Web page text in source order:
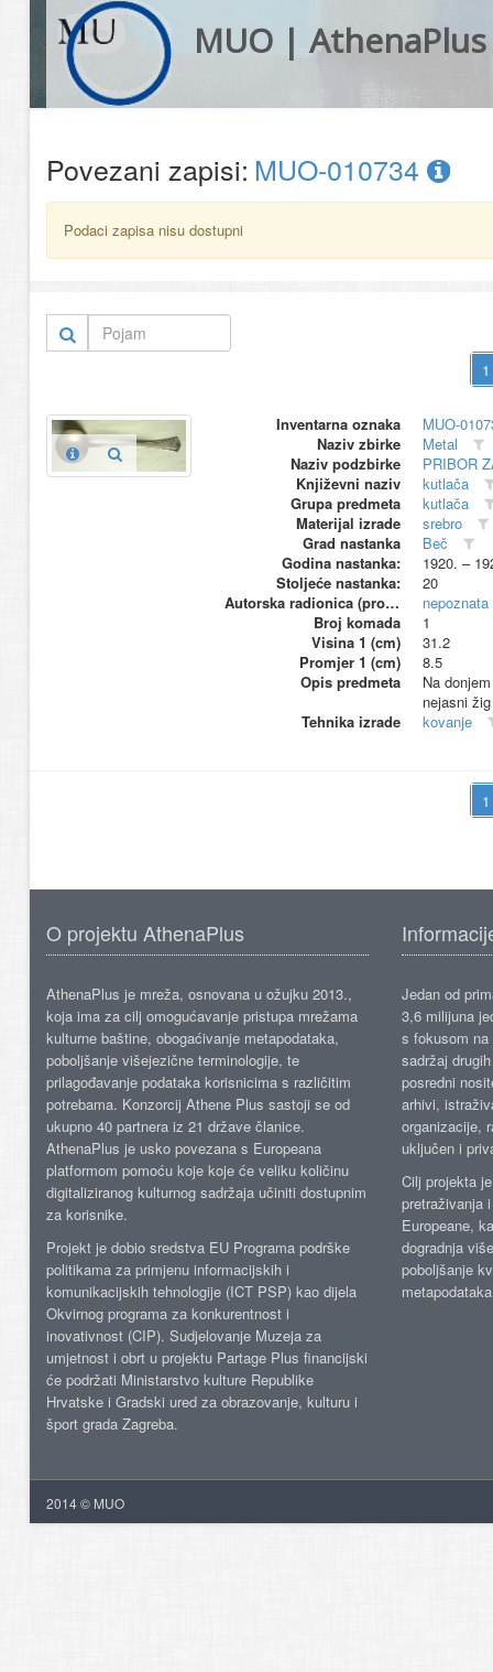
MUO | AthenaPlus
Povezani zapisi: MUO-010734
Podaci zapisa nisu dostupni
Inventarna oznaka
MUO-
Naziv zbirke
Metal
Naziv podzbirke
PRIBOR
Književni naziv
kutlača
Grupa predmeta
kutlača
Materijal izrade
srebro
Grad nastanka
Beč
Godina nastanka:
1920. –
Stoljeće nastanka:
20
Autorska radionica (proizvođač)
nepoznata
Broj komada
1
Visina 1 (cm)
31.2
Promjer 1 (cm)
8.5
Opis predmeta
Na
nejasni
Tehnika izrade
kovanje
O projektu AthenaPlus
AthenaPlus je mreža, osnovana u ožujku 2013.,
koja ima za cilj omogućavanje pristupa mrežama
kulturne baštine, obogaćivanje metapodataka,
poboljšanje višejezične terminologije, te
prilagođavanje podataka korisnicima s različitim
potrebama. Konzorcij Athene Plus sastoji se od
ukupno 40 partnera iz 21 države članice.
AthenaPlus je usko povezana s Europeana
platformom pomoću koje koje će veliku količinu
digitaliziranog kulturnog sadržaja učiniti dostupnim
za korisnike.
Projekt je dobio sredstva EU Programa podrške
politikama za primjenu informacijskih i
komunikacijskih tehnologije (ICT PSP) kao dijela
Okvirnog programa za konkurentnost i
inovativnost (CIP). Sudjelovanje Muzeja za
umjetnost i obrt u projektu Partage Plus financijski
će podržati Ministarstvo kulture Republike
Hrvatske i Gradski ured za obrazovanje, kulturu i
šport grada Zagreba.
Jedan od
3,6 milijuna
s fokusom
sadržaj
posredni
arhivi,
organizacije,
uključen i
Cilj projekta
pretraživanja
Europeane,
dogradnja
poboljšanje
2014 © MUO